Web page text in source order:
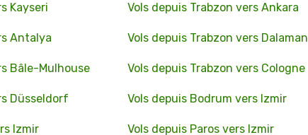
Kayseri Vols depuis Trabzon vers Ankara
Antalya Vols depuis Trabzon vers Dalaman
Bâle-Mulhouse Vols depuis Trabzon vers Cologne
Düsseldorf Vols depuis Bodrum vers Izmir
Izmir Vols depuis Paros vers Izmir